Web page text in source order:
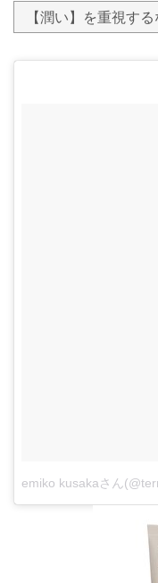
【潤い】を重視す
emiko kusakaさん